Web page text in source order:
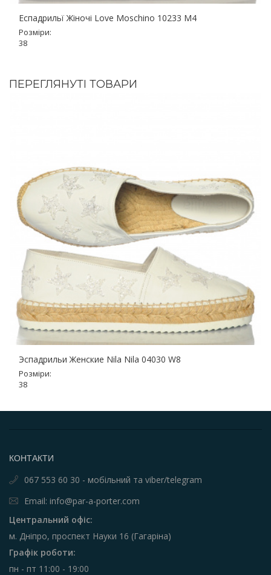
Еспадрильї Жіночі Love Moschino 10233 M4
Розміри:
38
ПЕРЕГЛЯНУТІ ТОВАРИ
Эспадрильи Женские Nila Nila 04030 W8
Розміри:
38
КОНТАКТИ
067 553 60 30 - мобільний та viber/telegram
Email: info@par-a-porter.com
Центральний офіс:
м. Дніпро, проспект Науки 16 (Гагаріна)
Графік роботи:
пн - пт 11:00 - 19:00